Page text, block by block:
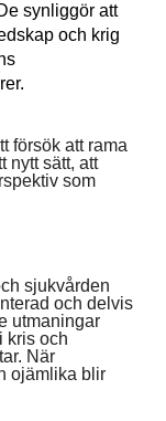
synliggör att
och krig
försök att rama
nytt sätt, att
som
sjukvården
och delvis
utmaningar
kris och
När
ojämlika blir